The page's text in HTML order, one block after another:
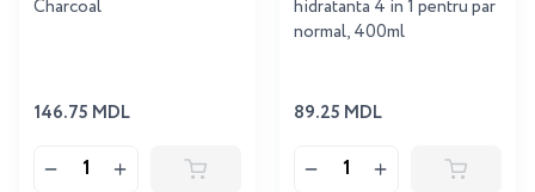
Charcoal
146.75 MDL
hidratanta 4 in 1 pentru par
normal, 400ml
89.25 MDL